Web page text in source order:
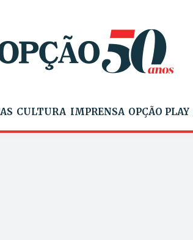
CULTURA IMPRENSA OPÇÃO PLAY